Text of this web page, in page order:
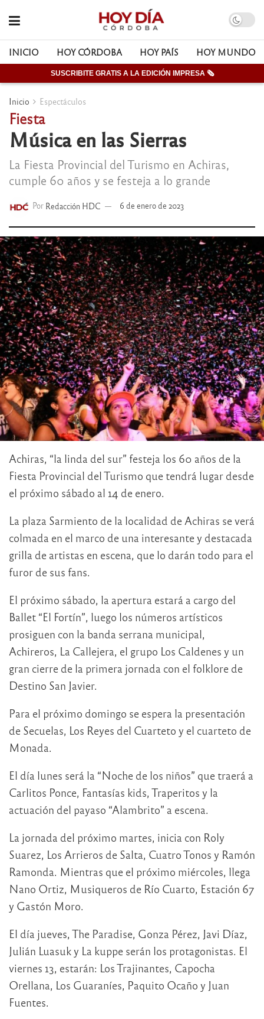
INICIO HOY CÓRDOBA HOY PAÍS HOY MUNDO
SUSCRIBITE GRATIS A LA EDICIÓN IMPRESA 🗞
Inicio Espectáculos
Fiesta
Música en las Sierras
La Fiesta Provincial del Turismo en Achiras,
cumple 60 años y se festeja a lo grande
Por Redacción HDC 6 de enero de 2023
Achiras, “la linda del sur” festeja los 60 años de la
Fiesta Provincial del Turismo que tendrá lugar desde
el próximo sábado al 14 de enero.
La plaza Sarmiento de la localidad de Achiras se verá
colmada en el marco de una interesante y destacada
grilla de artistas en escena, que lo darán todo para el
furor de sus fans.
El próximo sábado, la apertura estará a cargo del
Ballet “El Fortín”, luego los números artísticos
prosiguen con la banda serrana municipal,
Achireros, La Callejera, el grupo Los Caldenes y un
gran cierre de la primera jornada con el folklore de
Destino San Javier.
Para el próximo domingo se espera la presentación
de Secuelas, Los Reyes del Cuarteto y el cuarteto de
Monada.
El día lunes será la “Noche de los niños” que traerá a
Carlitos Ponce, Fantasías kids, Traperitos y la
actuación del payaso “Alambrito” a escena.
La jornada del próximo martes, inicia con Roly
Suarez, Los Arrieros de Salta, Cuatro Tonos y Ramón
Ramonda. Mientras que el próximo miércoles, llega
Nano Ortiz, Musiqueros de Río Cuarto, Estación 67
y Gastón Moro.
El día jueves, The Paradise, Gonza Pérez, Javi Díaz,
Julián Luasuk y La kuppe serán los protagonistas. El
viernes 13, estarán: Los Trajinantes, Capocha
Orellana, Los Guaraníes, Paquito Ocaño y Juan
Fuentes.